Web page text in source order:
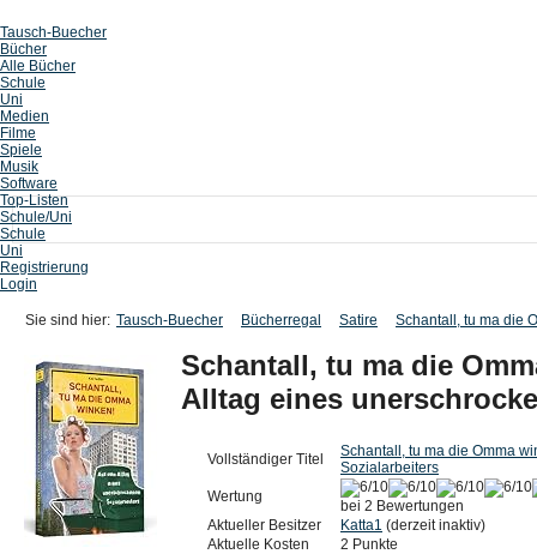
Tausch-Buecher
Bücher
Alle Bücher
Schule
Uni
Medien
Filme
Spiele
Musik
Software
Top-Listen
Schule/Uni
Schule
Uni
Registrierung
Login
Sie sind hier: Tausch-Buecher Bücherregal Satire Schantall, tu ma die
Schantall, tu ma die
Alltag eines
Vollständiger Titel
Schantall, tu ma die Omma
Sozialarbeiters
Wertung
bei 2 Bewertungen
Aktueller Besitzer
Katta1 (derzeit inaktiv)
Aktuelle Kosten
2 Punkte